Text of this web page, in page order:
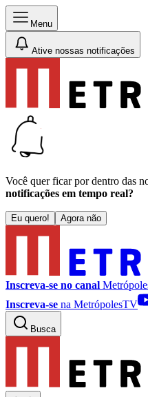
Menu
Ative nossas notificações
Você quer ficar por dentro das
notificações em tempo real?
Eu quero! Agora não
Inscreva-se no canal
Inscreva-se na MetrópolesTV
Busca